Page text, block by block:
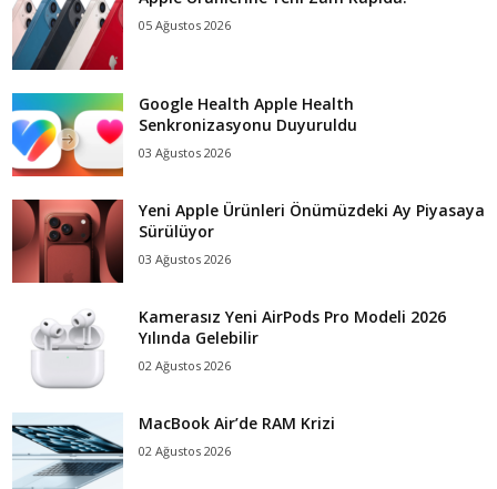
05 Ağustos 2026
Google Health Apple Health
Senkronizasyonu Duyuruldu
03 Ağustos 2026
Yeni Apple Ürünleri Önümüzdeki Ay Piyasaya
Sürülüyor
03 Ağustos 2026
Kamerasız Yeni AirPods Pro Modeli 2026
Yılında Gelebilir
02 Ağustos 2026
MacBook Air’de RAM Krizi
02 Ağustos 2026